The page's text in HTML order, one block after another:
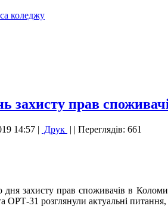
коледжу
захисту прав
14:57 | Друк | | Переглядів: 661
дня захисту прав споживачів в
31 розглянули актуальні питання,